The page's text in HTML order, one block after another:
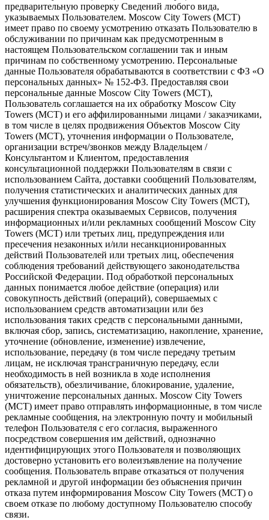
предварительную проверку Сведений любого вида,
указываемых Пользователем. Moscow City Towers (МСТ)
имеет право по своему усмотрению отказать Пользователю в
обслуживании по причинам как предусмотренным в
настоящем Пользовательском соглашении так и иным
причинам по собственному усмотрению. Персональные
данные Пользователя обрабатываются в соответствии с ФЗ «О
персональных данных» № 152-ФЗ. Предоставляя свои
персональные данные Moscow City Towers (МСТ),
Пользователь соглашается на их обработку Moscow City
Towers (МСТ) и его аффилированными лицами / заказчиками,
в том числе в целях продвижения Объектов Moscow City
Towers (МСТ), уточнения информации о Пользователе,
организации встреч/звонков между Владельцем /
Консультантом и Клиентом, предоставления
консультационной поддержки Пользователям в связи с
использованием Сайта, доставки сообщений Пользователям,
получения статистических и аналитических данных для
улучшения функционирования Moscow City Towers (МСТ),
расширения спектра оказываемых Сервисов, получения
информационных и/или рекламных сообщений Moscow City
Towers (МСТ) или третьих лиц, предупреждения или
пресечения незаконных и/или несанкционированных
действий Пользователей или третьих лиц, обеспечения
соблюдения требований действующего законодательства
Российской Федерации. Под обработкой персональных
данных понимается любое действие (операция) или
совокупность действий (операций), совершаемых с
использованием средств автоматизации или без
использования таких средств с персональными данными,
включая сбор, запись, систематизацию, накопление, хранение,
уточнение (обновление, изменение) извлечение,
использование, передачу (в том числе передачу третьим
лицам, не исключая трансграничную передачу, если
необходимость в ней возникла в ходе исполнения
обязательств), обезличивание, блокирование, удаление,
уничтожение персональных данных. Moscow City Towers
(МСТ) имеет право отправлять информационные, в том числе
рекламные сообщения, на электронную почту и мобильный
телефон Пользователя с его согласия, выраженного
посредством совершения им действий, однозначно
идентифицирующих этого Пользователя и позволяющих
достоверно установить его волеизъявление на получение
сообщения. Пользователь вправе отказаться от получения
рекламной и другой информации без объяснения причин
отказа путем информирования Moscow City Towers (МСТ) о
своем отказе по любому доступному Пользователю способу
связи.